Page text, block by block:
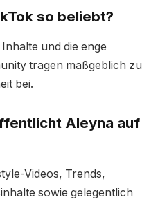
so beliebt?
und die enge
tragen maßgeblich zu
bei.
Aleyna auf
Videos, Trends,
sowie gelegentlich